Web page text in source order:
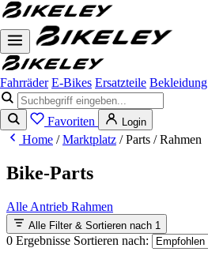
Fahrräder E-Bikes Ersatzteile Bekleidung
Favoriten Login
Home / Marktplatz / Parts / Rahmen
Bike-Parts
Alle Antrieb Rahmen
Alle Filter & Sortieren nach 1
0 Ergebnisse Sortieren nach: